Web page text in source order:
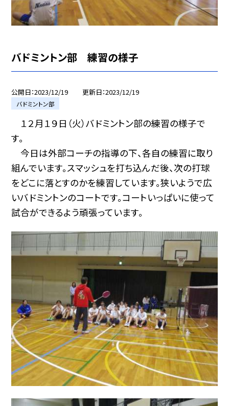
バドミントン部 練習の様子
公開日 2023/12/19 更新日 2023/12/19
バドミントン部
１２月１９日（火）バドミントン部の練習の様子で
す。
今日は外部コーチの指導の下、各自の練習に取り
組んでいます。スマッシュを打ち込んだ後、次の打球
をどこに落とすのかを練習しています。狭いようで広
いバドミントンのコートです。コートいっぱいに使って
試合ができるよう頑張っています。